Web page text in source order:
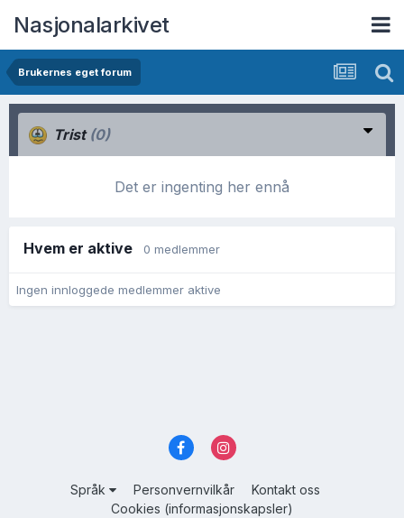
Nasjonalarkivet
Brukernes eget forum
Trist (0)
Det er ingenting her ennå
Hvem er aktive 0 medlemmer
Ingen innloggede medlemmer aktive
Språk Personvernvilkår
Kontakt oss
Cookies (informasjonskapsler)